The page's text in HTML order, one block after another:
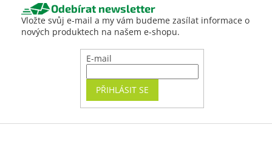
Odebírat newsletter
Vložte svůj e-mail a my vám budeme zasílat informace o
nových produktech na našem e-shopu.
E-mail
PŘIHLÁSIT SE